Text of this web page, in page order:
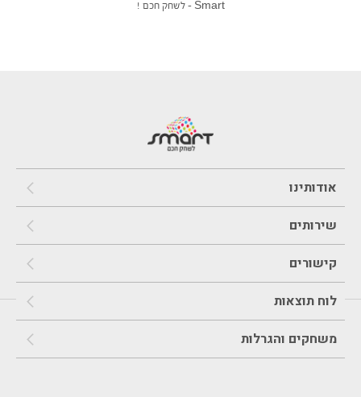
Smart – לשחק חכם !
אודותינו
שירותים
קישורים
לוח תוצאות
משחקים והגרלות